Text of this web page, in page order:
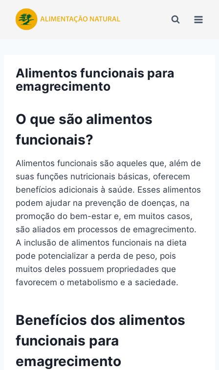
para
Alimentos funcionais para
emagrecimento
O que são alimentos
funcionais?
Alimentos funcionais são aqueles que, além de
suas funções nutricionais básicas, oferecem
benefícios adicionais à saúde. Esses alimentos
podem ajudar na prevenção de doenças, na
promoção do bem-estar e, em muitos casos,
são aliados em processos de emagrecimento.
A inclusão de alimentos funcionais na dieta
pode potencializar a perda de peso, pois
muitos deles possuem propriedades que
favorecem o metabolismo e a saciedade.
Benefícios dos alimentos
funcionais para
emagrecimento